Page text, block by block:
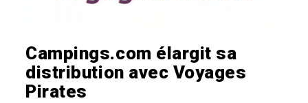
Campings.com élargit sa
distribution avec Voyages
Pirates